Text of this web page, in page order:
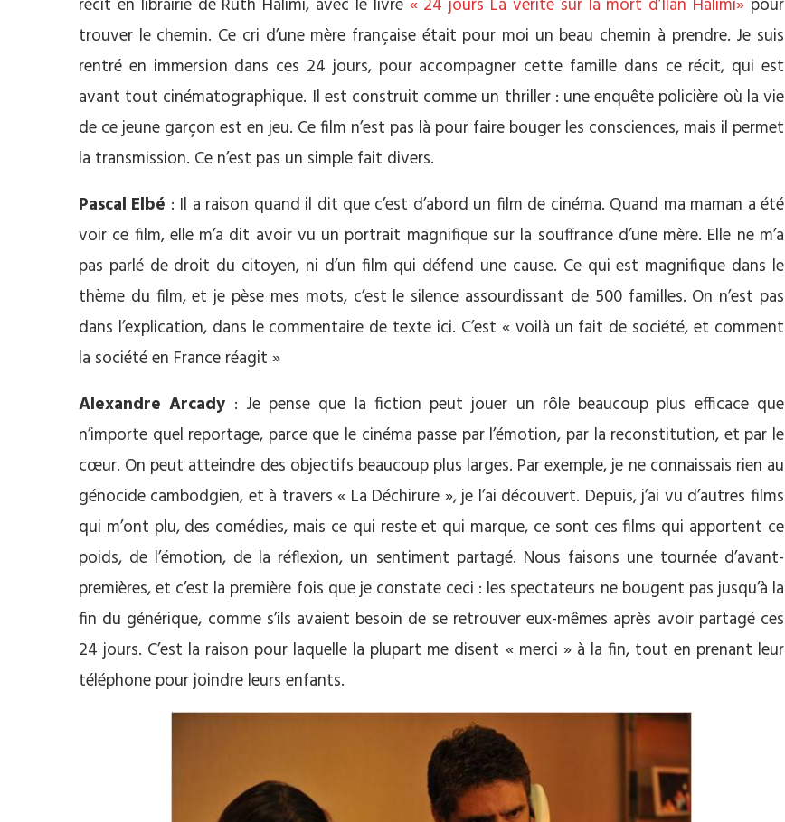
récit en librairie de Ruth Halimi, avec le livre « 24 jours La vérité sur la mort d’Ilan Halimi» pour
trouver le chemin. Ce cri d’une mère française était pour moi un beau chemin à prendre. Je suis
rentré en immersion dans ces 24 jours, pour accompagner cette famille dans ce récit, qui est
avant tout cinématographique. Il est construit comme un thriller : une enquête policière où la vie
de ce jeune garçon est en jeu. Ce film n’est pas là pour faire bouger les consciences, mais il permet
la transmission. Ce n’est pas un simple fait divers.
Pascal Elbé : Il a raison quand il dit que c’est d’abord un film de cinéma. Quand ma maman a été
voir ce film, elle m’a dit avoir vu un portrait magnifique sur la souffrance d’une mère. Elle ne m’a
pas parlé de droit du citoyen, ni d’un film qui défend une cause. Ce qui est magnifique dans le
thème du film, et je pèse mes mots, c’est le silence assourdissant de 500 familles. On n’est pas
dans l’explication, dans le commentaire de texte ici. C’est « voilà un fait de société, et comment
la société en France réagit »
Alexandre Arcady : Je pense que la fiction peut jouer un rôle beaucoup plus efficace que
n’importe quel reportage, parce que le cinéma passe par l’émotion, par la reconstitution, et par le
cœur. On peut atteindre des objectifs beaucoup plus larges. Par exemple, je ne connaissais rien au
génocide cambodgien, et à travers « La Déchirure », je l’ai découvert. Depuis, j’ai vu d’autres films
qui m’ont plu, des comédies, mais ce qui reste et qui marque, ce sont ces films qui apportent ce
poids, de l’émotion, de la réflexion, un sentiment partagé. Nous faisons une tournée d’avant-
premières, et c’est la première fois que je constate ceci : les spectateurs ne bougent pas jusqu’à la
fin du générique, comme s’ils avaient besoin de se retrouver eux-mêmes après avoir partagé ces
24 jours. C’est la raison pour laquelle la plupart me disent « merci » à la fin, tout en prenant leur
téléphone pour joindre leurs enfants.